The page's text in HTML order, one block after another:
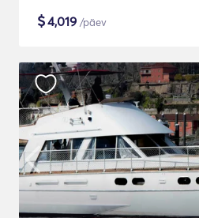
$4,019 /päev